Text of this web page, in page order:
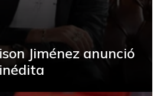
Jiménez anunció